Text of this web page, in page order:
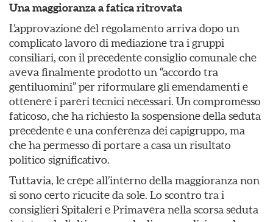
Una maggioranza a fatica ritrovata
L’approvazione del regolamento arriva dopo un
complicato lavoro di mediazione tra i gruppi
consiliari, con il precedente consiglio comunale che
aveva finalmente prodotto un “accordo tra
gentiluomini” per riformulare gli emendamenti e
ottenere i pareri tecnici necessari. Un compromesso
faticoso, che ha richiesto la sospensione della seduta
precedente e una conferenza dei capigruppo, ma
che ha permesso di portare a casa un risultato
politico significativo.
Tuttavia, le crepe all’interno della maggioranza non
si sono certo ricucite da sole. Lo scontro tra i
consiglieri Spitaleri e Primavera nella scorsa seduta